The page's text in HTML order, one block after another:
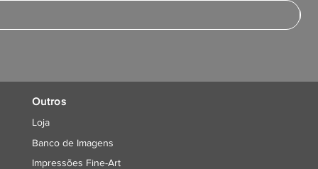
Outros
Loja
Banco de Imagens
Impressões Fine-Art